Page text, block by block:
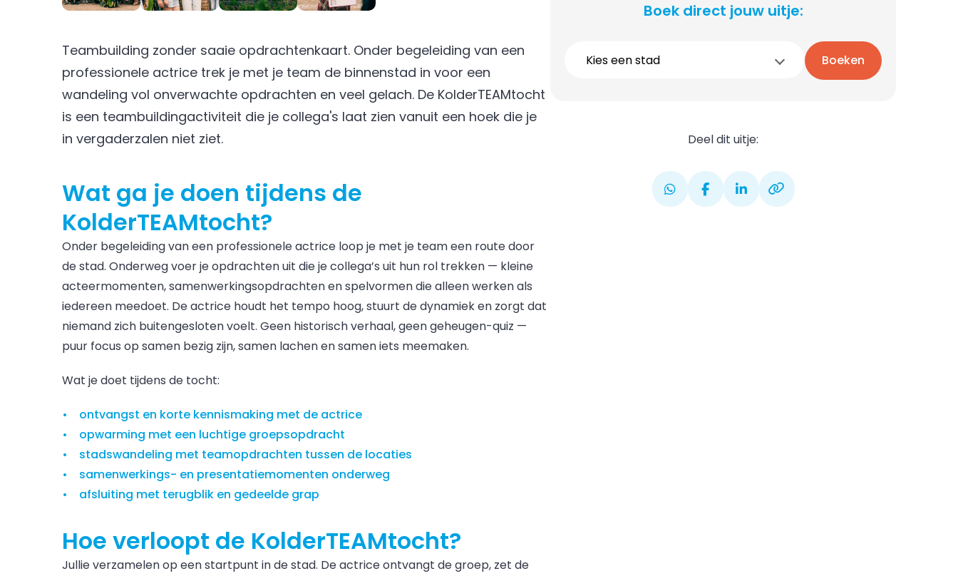
Teambuilding zonder saaie opdrachtenkaart. Onder begeleiding van een
professionele actrice trek je met je team de binnenstad in voor een
wandeling vol onverwachte opdrachten en veel gelach. De KolderTEAMtocht
is een teambuildingactiviteit die je collega's laat zien vanuit een hoek die je
in vergaderzalen niet ziet.
Wat ga je doen tijdens de
KolderTEAMtocht?
Onder begeleiding van een professionele actrice loop je met je team een route door
de stad. Onderweg voer je opdrachten uit die je collega’s uit hun rol trekken — kleine
acteermomenten, samenwerkingsopdrachten en spelvormen die alleen werken als
iedereen meedoet. De actrice houdt het tempo hoog, stuurt de dynamiek en zorgt dat
niemand zich buitengesloten voelt. Geen historisch verhaal, geen geheugen-quiz —
puur focus op samen bezig zijn, samen lachen en samen iets meemaken.
Wat je doet tijdens de tocht:
ontvangst en korte kennismaking met de actrice
opwarming met een luchtige groepsopdracht
stadswandeling met teamopdrachten tussen de locaties
samenwerkings- en presentatiemomenten onderweg
afsluiting met terugblik en gedeelde grap
Hoe verloopt de KolderTEAMtocht?
Jullie verzamelen op een startpunt in de stad. De actrice ontvangt de groep, zet de
Boek direct jouw uitje:
Kies een stad Boeken
Deel dit uitje: